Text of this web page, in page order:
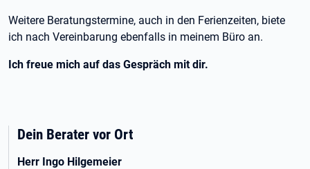
Weitere Beratungstermine, auch in den Ferienzeiten, biete
ich nach Vereinbarung ebenfalls in meinem Büro an.
Ich freue mich auf das Gespräch mit dir.
Dein Berater vor Ort
Herr Ingo Hilgemeier